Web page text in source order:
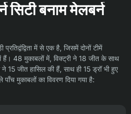
बनाम मेलबर्न
में से एक है, जिसमें दोनों टीमें
हैं। 48 मुकाबलों में, विक्ट्री ने 18 जीत के साथ
15 जीत हासिल की हैं, साथ ही 15 ड्रॉ भी हुए
मुकाबलों का विवरण दिया गया है: